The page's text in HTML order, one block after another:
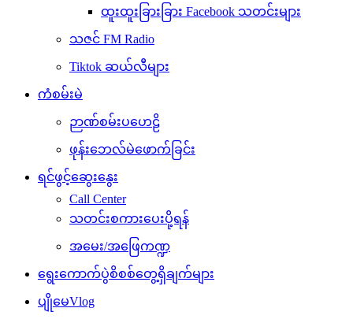
ထူးထူးခြားခြား Facebook သတင်းများ
သဇင် FM Radio
Tiktok ဆယ်လီများ
ကံစမ်းမဲ
ဉာဏ်စမ်းပဟေဠိ
ဖုန်းဘေလ်မဲဖောက်ခြင်း
ရင်ဖွင့်ဆွေးနွေး
Call Center
သတင်းစကားပေးပို့ရန်
အမေး/အဖြေကဏ္ဍ
ရွေးကောက်ပွဲစိစစ်တွေ့ရှိချက်များ
ပျိုမေVlog